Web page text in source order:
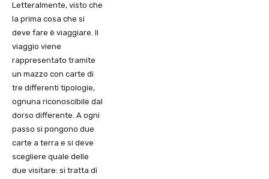
Letteralmente, visto che
la prima cosa che si
deve fare è viaggiare. Il
viaggio viene
rappresentato tramite
un mazzo con carte di
tre differenti tipologie,
ognuna riconoscibile dal
dorso differente. A ogni
passo si pongono due
carte a terra e si deve
scegliere quale delle
due visitare: si tratta di